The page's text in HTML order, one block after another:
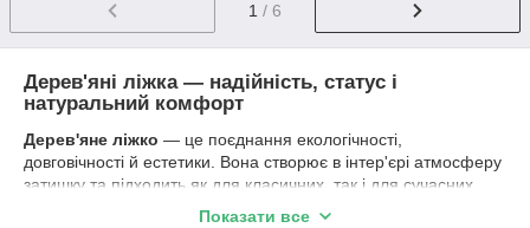
1 / 6
Дерев'яні ліжка — надійність, статус і
натуральний комфорт
Дерев'яне ліжко — це поєднання екологічності,
довговічності й естетики. Вона створює в інтер'єрі атмосферу
затишку та підходить як для класичних, так і для сучасних
Показати все